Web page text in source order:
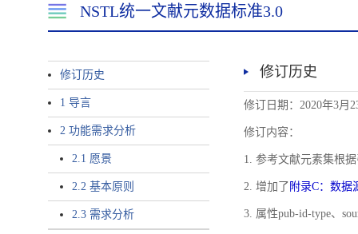
NSTL统一文献元数据标准3.0
修订历史
1 导言
2 功能需求分析
2.1 愿景
2.2 基本原则
2.3 需求分析
修订历史
修订日期：2020年3月
修订内容：
1. 参考文献元素集根
2. 增加了 附录C：数据
3. 属性pub-id-type、